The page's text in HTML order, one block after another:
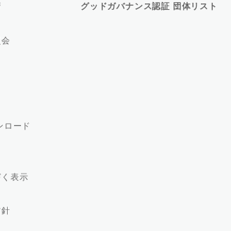
ロード
表示
グッドガバナンス認証 団体リスト